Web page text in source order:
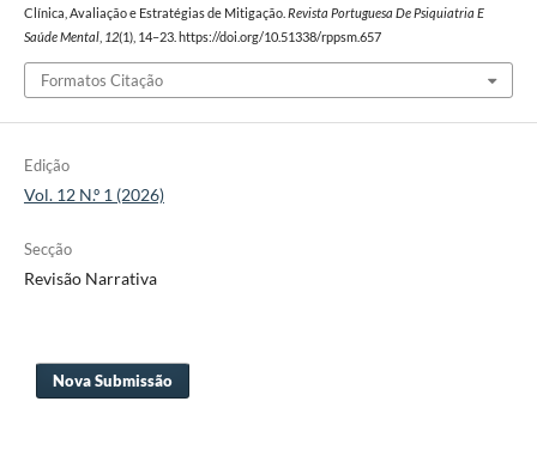
Clínica, Avaliação e Estratégias de Mitigação. Revista Portuguesa De Psiquiatria E
Saúde Mental, 12(1), 14–23. https://doi.org/10.51338/rppsm.657
Formatos Citação
Edição
Vol. 12 N.º 1 (2026)
Secção
Revisão Narrativa
Nova Submissão